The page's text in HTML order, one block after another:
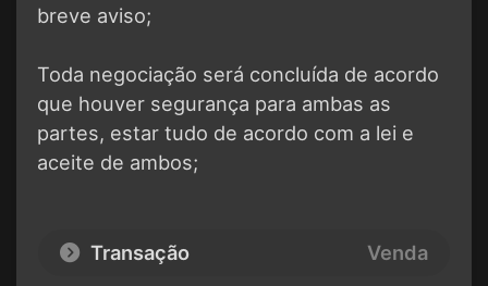
breve aviso;
Toda negociação será concluída de acordo
que houver segurança para ambas as
partes, estar tudo de acordo com a lei e
aceite de ambos;
Transação
Venda